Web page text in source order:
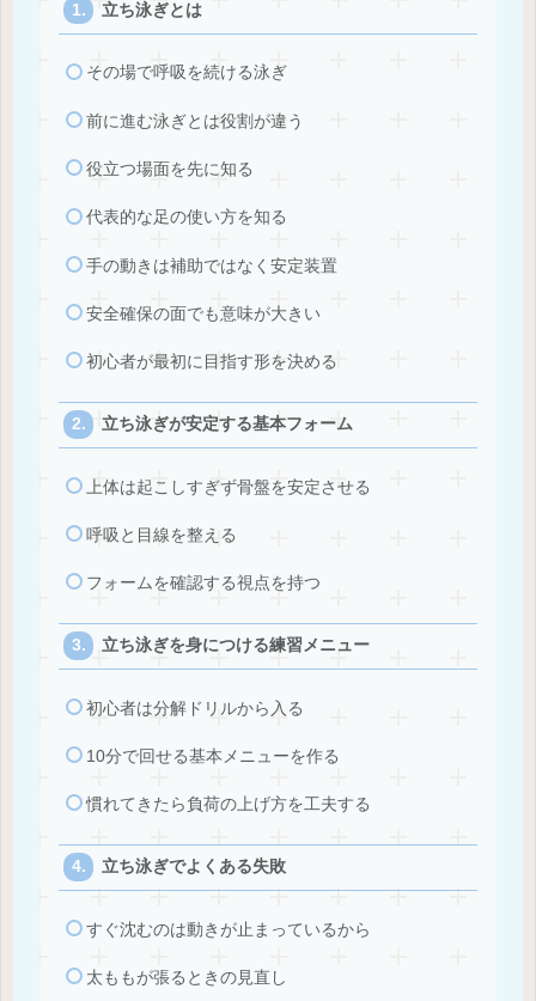
立ち泳ぎとは
その場で呼吸を続ける泳ぎ
前に進む泳ぎとは役割が違う
役立つ場面を先に知る
代表的な足の使い方を知る
手の動きは補助ではなく安定装置
安全確保の面でも意味が大きい
初心者が最初に目指す形を決める
立ち泳ぎが安定する基本フォーム
上体は起こしすぎず骨盤を安定させる
呼吸と目線を整える
フォームを確認する視点を持つ
立ち泳ぎを身につける練習メニュー
初心者は分解ドリルから入る
10分で回せる基本メニューを作る
慣れてきたら負荷の上げ方を工夫する
立ち泳ぎでよくある失敗
すぐ沈むのは動きが止まっているから
太ももが張るときの見直し